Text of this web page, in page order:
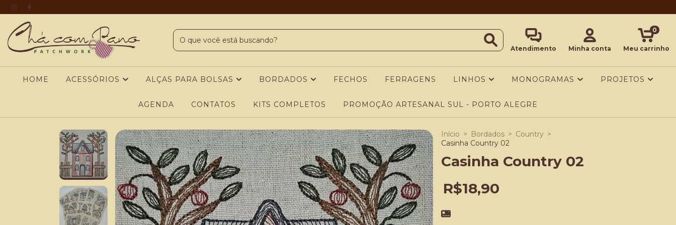
Atendimento Minha conta Meu carrinho
0
HOME ACESSÓRIOS ALÇAS PARA BOLSAS BORDADOS FECHOS FERRAGENS LINHOS MONOGRAMAS PROJETOS
AGENDA CONTATOS KITS COMPLETOS PROMOÇÃO ARTESANAL SUL - PORTO ALEGRE
Início > Bordados > Country >
Casinha Country 02
Casinha Country 02
R$18,90